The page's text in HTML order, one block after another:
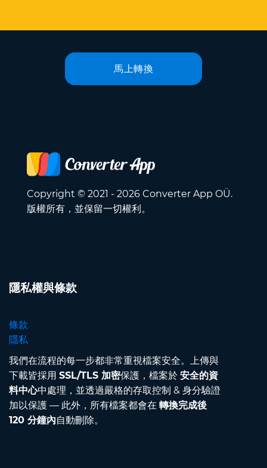
馬上轉換
Copyright © 2021 - 2026 Converter App OÜ.
版權所有，並保留一切權利。
隱私權與條款
條款
隱私
我們在流程的每一步都非常重視檔案安全。上傳與
下載皆採用 SSL/TLS 加密保護，檔案於 安全的資
料中心中處理，並透過嚴格的存取控制 & 身分驗證
加以保護 — 此外，所有檔案都會在 轉換完成後
120 分鐘內自動刪除。